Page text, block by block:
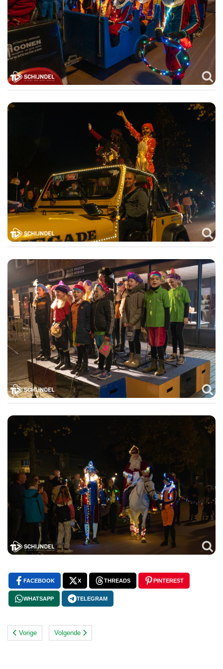
FACEBOOK X THREADS PINTEREST
WHATSAPP TELEGRAM
Vorige Volgende